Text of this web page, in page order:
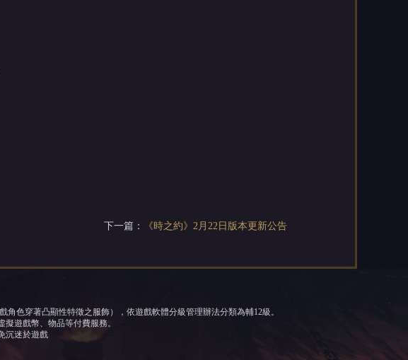
下一篇： 《時之約》2月22日版本更新公告
角色穿著凸顯性特徵之服飾），依遊戲軟體分級管理辦法分類為輔12級。
遊戲幣、物品等付費服務。
沉迷於遊戲